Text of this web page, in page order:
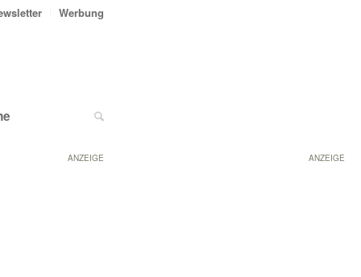
ANZEIGE
Werbung
ANZEIGE